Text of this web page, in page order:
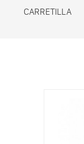
CARRETILLA